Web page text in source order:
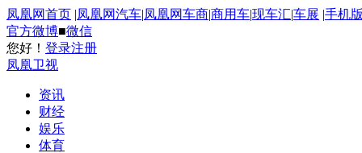
凤凰网首页 |凤凰网汽车|凤凰网车商|商用车|现车汇|车展 |手机版
官方微博■微信
您好！ 登录注册
凤凰卫视
资讯
财经
娱乐
体育